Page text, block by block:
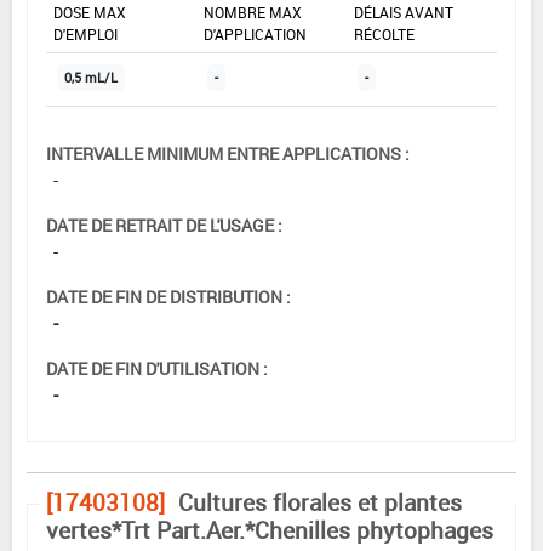
DOSE MAX
D'EMPLOI
NOMBRE MAX
D'APPLICATION
DÉLAIS AVANT
RÉCOLTE
0,5 mL/L - -
INTERVALLE MINIMUM ENTRE APPLICATIONS :
-
DATE DE RETRAIT DE L'USAGE :
-
DATE DE FIN DE DISTRIBUTION :
-
DATE DE FIN D'UTILISATION :
-
[17403108] Cultures florales et plantes
vertes*Trt Part.Aer.*Chenilles phytophages